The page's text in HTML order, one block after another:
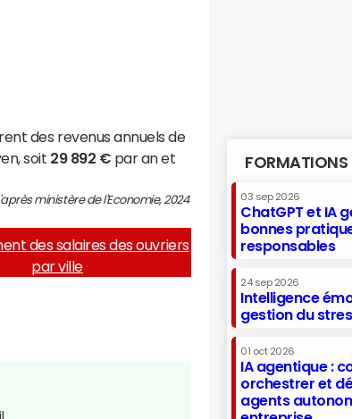
des revenus annuels de
soit 29 892 € par an et
ministère de l'Economie, 2024
des salaires des ouvriers
par ville
FORMATIONS
03 sep 2026
ChatGPT et IA
bonnes
responsables
24 sep 2026
Intelligence
gestion du
01 oct 2026
IA agentique :
orchestrer et
agents